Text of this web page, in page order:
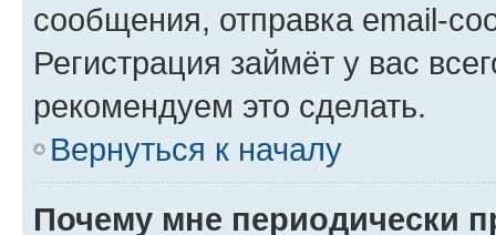
сообщения, отправка email-
Регистрация займёт у вас
рекомендуем это сделать.
Вернуться к началу
Почему мне периодически